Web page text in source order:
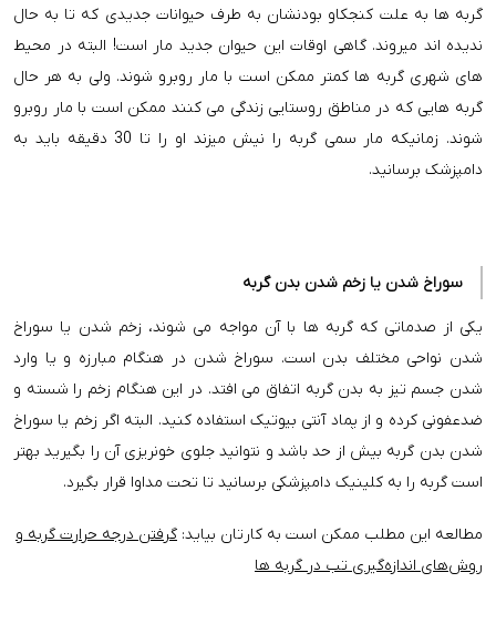
گربه ها به علت کنجکاو بودنشان به طرف حیوانات جدیدی که تا به حال
ندیده اند میروند. گاهی اوقات این حیوان جدید مار است! البته در محیط
های شهری گربه ها کمتر ممکن است با مار روبرو شوند. ولی به هر حال
گربه هایی که در مناطق روستایی زندگی می کنند ممکن است با مار روبرو
شوند. زمانیکه مار سمی گربه را نیش میزند او را تا 30 دقیقه باید به
دامپزشک برسانید.
سوراخ شدن یا زخم شدن بدن گربه
یکی از صدماتی که گربه ها با آن مواجه می شوند، زخم شدن یا سوراخ
شدن نواحی مختلف بدن است. سوراخ شدن در هنگام مبارزه و یا وارد
شدن جسم تیز به بدن گربه اتفاق می افتد. در این هنگام زخم را شسته و
ضدعفونی کرده و از پماد آنتی بیوتیک استفاده کنید. البته اگر زخم یا سوراخ
شدن بدن گربه بیش از حد باشد و نتوانید جلوی خونریزی آن را بگیرید بهتر
است گربه را به کلینیک دامپزشکی برسانید تا تحت مداوا قرار بگیرد.
مطالعه این مطلب ممکن است به کارتان بیاید: گرفتن درجه حرارت گربه و
روش‌های اندازه‌گیری تب در گربه ها